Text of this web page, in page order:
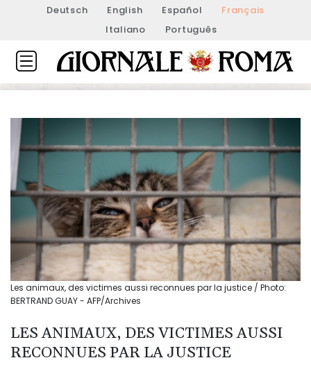
Deutsch English Español
Français
Italiano
Português
Les animaux, des victimes aussi reconnues par la justice / Photo:
BERTRAND GUAY - AFP/Archives
LES ANIMAUX, DES VICTIMES AUSSI
RECONNUES PAR LA JUSTICE